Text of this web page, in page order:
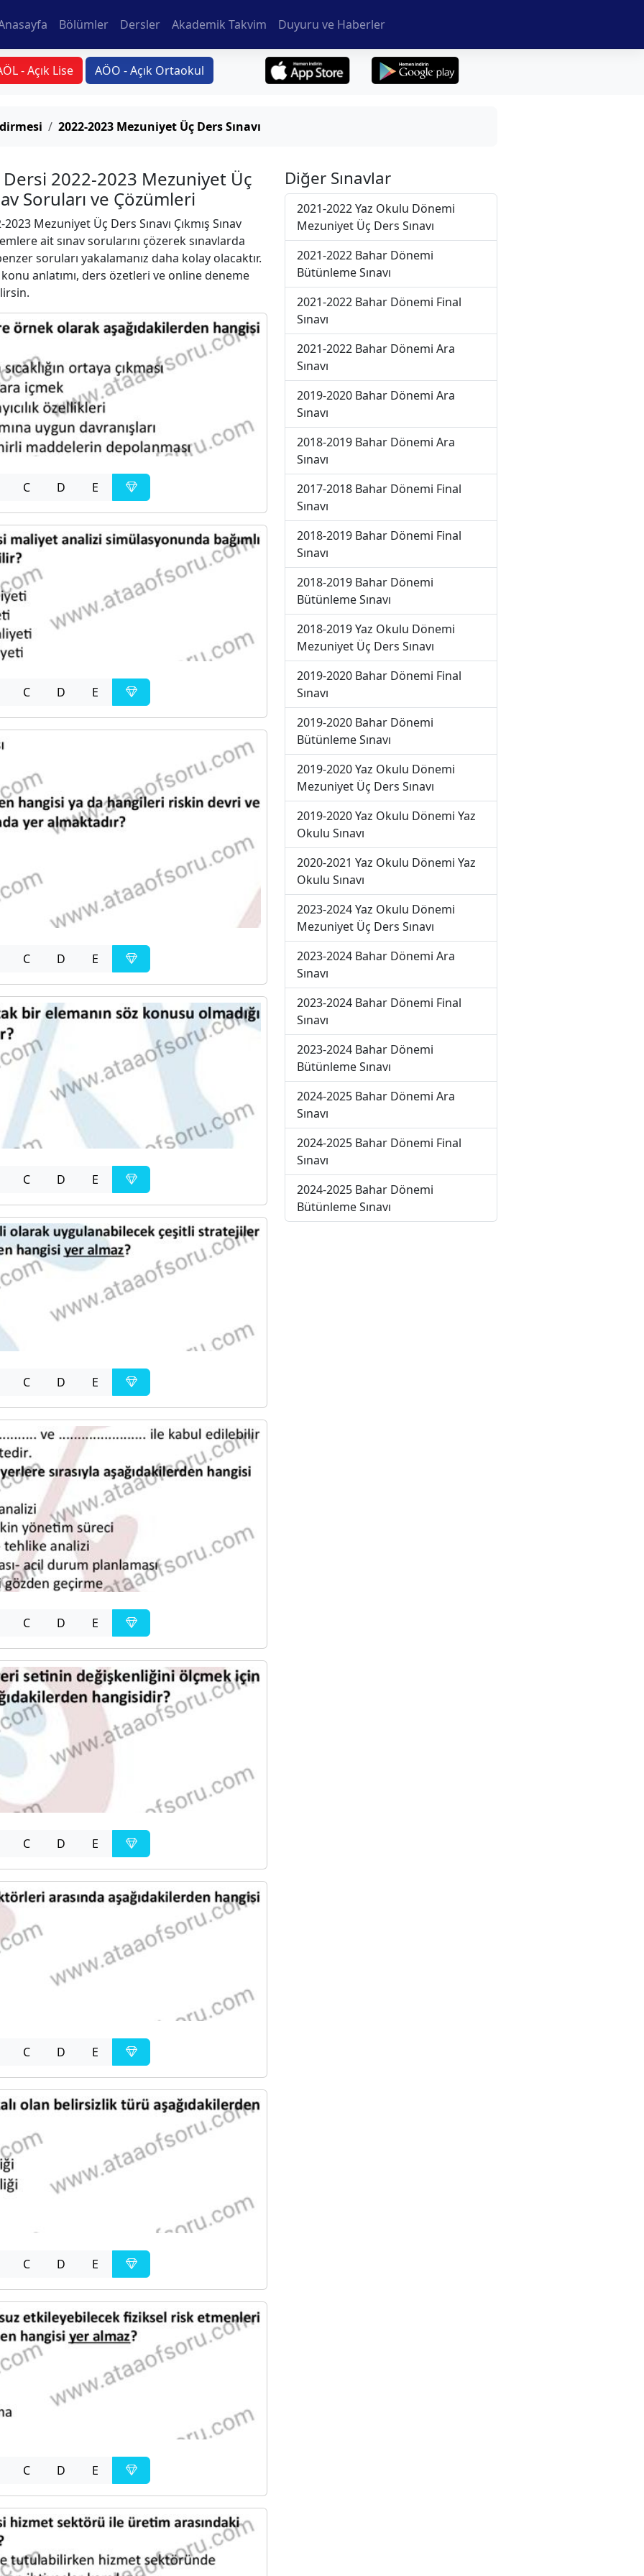
Bölümler Dersler Akademik Takvim Duyuru ve Haberler
- Açık Lise AÖO - Açık Ortaokul
2022-2023 Mezuniyet Üç Ders Sınavı
2022-2023 Mezuniyet Üç
Soruları ve Çözümleri
Mezuniyet Üç Ders Sınavı Çıkmış Sınav
ait sınav sorularını çözerek sınavlarda
soruları yakalamanız daha kolay olacaktır.
konu anlatımı, ders özetleri ve online deneme
C D E
C D E
C D E
C D E
C D E
C D E
C D E
C D E
C D E
C D E
Diğer Sınavlar
2021-2022 Yaz Okulu Dönemi
Mezuniyet Üç Ders Sınavı
2021-2022 Bahar Dönemi
Bütünleme Sınavı
2021-2022 Bahar Dönemi Final
Sınavı
2021-2022 Bahar Dönemi Ara
Sınavı
2019-2020 Bahar Dönemi Ara
Sınavı
2018-2019 Bahar Dönemi Ara
Sınavı
2017-2018 Bahar Dönemi Final
Sınavı
2018-2019 Bahar Dönemi Final
Sınavı
2018-2019 Bahar Dönemi
Bütünleme Sınavı
2018-2019 Yaz Okulu Dönemi
Mezuniyet Üç Ders Sınavı
2019-2020 Bahar Dönemi Final
Sınavı
2019-2020 Bahar Dönemi
Bütünleme Sınavı
2019-2020 Yaz Okulu Dönemi
Mezuniyet Üç Ders Sınavı
2019-2020 Yaz Okulu Dönemi Yaz
Okulu Sınavı
2020-2021 Yaz Okulu Dönemi Yaz
Okulu Sınavı
2023-2024 Yaz Okulu Dönemi
Mezuniyet Üç Ders Sınavı
2023-2024 Bahar Dönemi Ara
Sınavı
2023-2024 Bahar Dönemi Final
Sınavı
2023-2024 Bahar Dönemi
Bütünleme Sınavı
2024-2025 Bahar Dönemi Ara
Sınavı
2024-2025 Bahar Dönemi Final
Sınavı
2024-2025 Bahar Dönemi
Bütünleme Sınavı